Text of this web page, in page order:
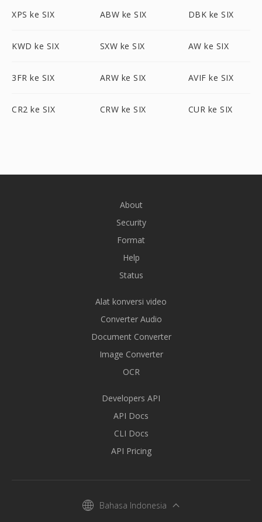
XPS ke SIX ABW ke SIX DBK ke SIX
KWD ke SIX SXW ke SIX AW ke SIX
3FR ke SIX ARW ke SIX AVIF ke SIX
CR2 ke SIX CRW ke SIX CUR ke SIX
About
Security
Format
Help
Status
Alat konversi video
Converter Audio
Document Converter
Image Converter
OCR
Developers API
API Docs
CLI Docs
API Pricing
Bahasa Indonesia